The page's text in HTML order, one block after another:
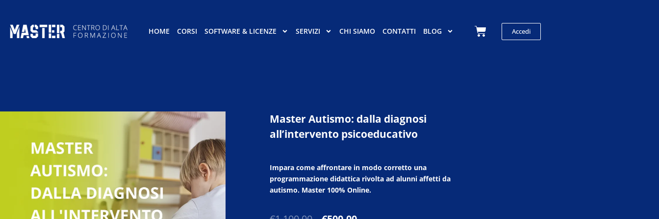
HOME CORSI SOFTWARE & LICENZE SERVIZI CHI SIAMO CONTATTI BLOG CarrelloAccedi
Master Autismo: dalla diagnosi
all’intervento psicoeducativo
Impara come affrontare in modo corretto una
programmazione didattica rivolta ad alunni affetti da
autismo. Master 100% Online.